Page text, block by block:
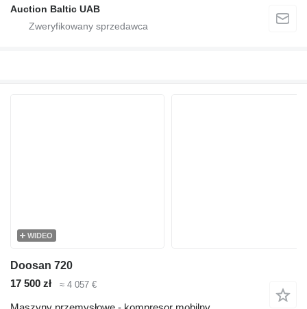
Auction Baltic UAB
WIDEO
Doosan 720
17 500 zł
≈ 4 057 €